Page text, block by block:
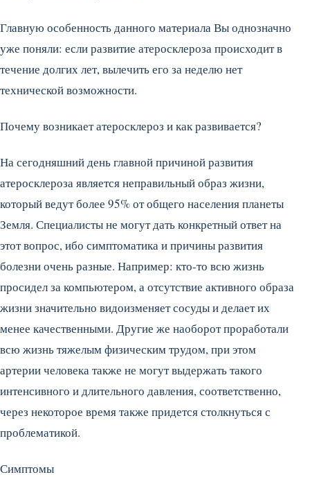
Главную особенность данного материала Вы однозначно
уже поняли: если развитие атеросклероза происходит в
течение долгих лет, вылечить его за неделю нет
технической возможности.
Почему возникает атеросклероз и как развивается?
На сегодняшний день главной причиной развития
атеросклероза является неправильный образ жизни,
который ведут более 95% от общего населения планеты
Земля. Специалисты не могут дать конкретный ответ на
этот вопрос, ибо симптоматика и причины развития
болезни очень разные. Например: кто-то всю жизнь
просидел за компьютером, а отсутствие активного образа
жизни значительно видоизменяет сосуды и делает их
менее качественными. Другие же наоборот проработали
всю жизнь тяжелым физическим трудом, при этом
артерии человека также не могут выдержать такого
интенсивного и длительного давления, соответственно,
через некоторое время также придется столкнуться с
проблематикой.
Симптомы